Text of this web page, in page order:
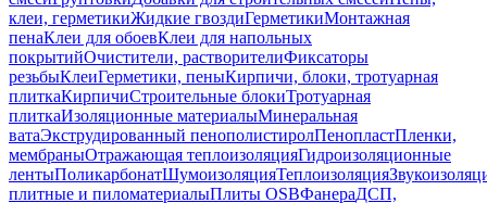
клеи, герметикиЖидкие гвоздиГерметикиМонтажная
пенаКлеи для обоевКлеи для напольных
покрытийОчистители, растворителиФиксаторы
резьбыКлеиГерметики, пеныКирпичи, блоки, тротуарная
плиткаКирпичиСтроительные блокиТротуарная
плиткаИзоляционные материалыМинеральная
ватаЭкструдированный пенополистиролПенопластПленки,
мембраныОтражающая теплоизоляцияГидроизоляционные
лентыПоликарбонатШумоизоляцияТеплоизоляция
плитные и пиломатериалыПлиты OSBФанераДСП,